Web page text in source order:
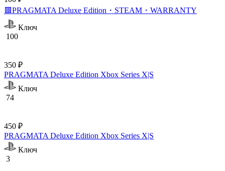
🟥PRAGMATA Deluxe Edition・STEAM・WARRANTY
Ключ
100
350 ₽
PRAGMATA Deluxe Edition Xbox Series X|S
Ключ
74
450 ₽
PRAGMATA Deluxe Edition Xbox Series X|S
Ключ
3